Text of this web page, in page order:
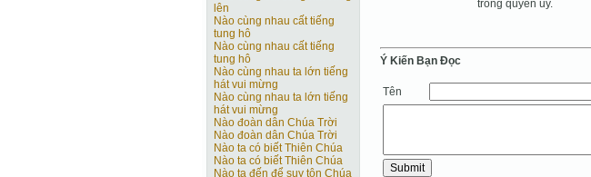
lên
Nào cùng nhau cất tiếng
tung hô
Nào cùng nhau cất tiếng
tung hô
Nào cùng nhau ta lớn tiếng
hát vui mừng
Nào cùng nhau ta lớn tiếng
hát vui mừng
Nào đoàn dân Chúa Trời
Nào đoàn dân Chúa Trời
Nào ta có biết Thiên Chúa
Nào ta có biết Thiên Chúa
Nào ta đến để suy tôn Chúa
trong quyền uy.
Ý Kiến Bạn Ðọc
Tên